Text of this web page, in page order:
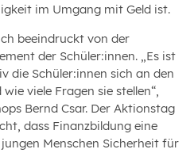
im Umgang mit Geld ist.
beeindruckt von der
der Schüler:innen. „Es ist
die Schüler:innen sich an den
viele Fragen sie stellen“,
Bernd Csar. Der Aktionstag
dass Finanzbildung eine
Menschen Sicherheit für